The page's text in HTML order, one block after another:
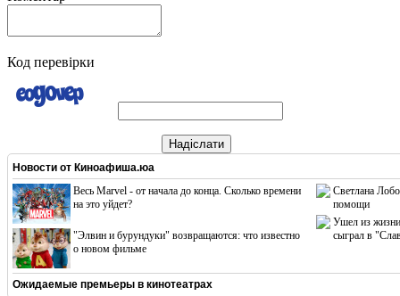
Код перевірки
Надіслати
Новости от Киноафиша.юа
Весь Marvel - от начала до конца. Сколько времени
на это уйдет?
"Элвин и бурундуки" возвращаются: что известно
о новом фильме
Светлана
помощи
Ушел из жизни
сыграл в
Ожидаемые премьеры в кинотеатрах